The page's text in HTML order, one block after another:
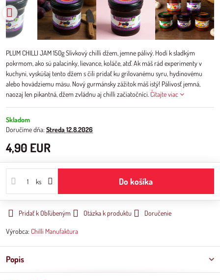
PLUM CHILLI JAM 150g Slivkový chilli džem, jemne pálivý. Hodí k sladkým
pokrmom, ako sú palacinky, lievance, koláče, atď. Ak máš rád experimenty v
kuchyni, vyskúšaj tento džem s čili pridať ku grilovanému syru, hydinovému
alebo hovädziemu mäsu. Nový gurmánsky zážitok máš istý! Pálivosť jemná,
naozaj len pikantná, džem zvládnu aj chilli začiatočníci. Čítajte viac
Skladom
Doručíme dňa: Streda 12.8.2026
4,90 EUR
ks Do košíka
Pridať k Obľúbeným Otázka k produktu Doručenie
Výrobca: Chilli Manufaktura
Popis